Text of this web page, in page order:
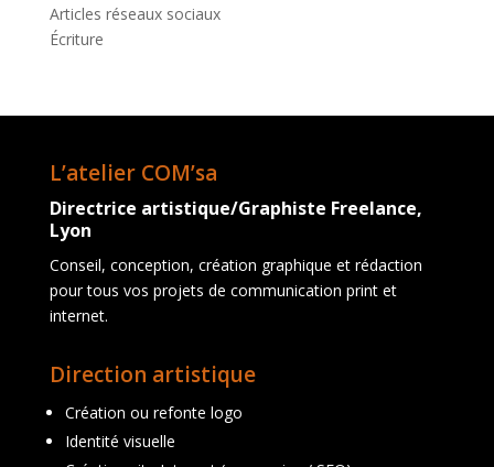
Articles réseaux sociaux
Écriture
L’atelier COM’sa
Directrice artistique/Graphiste Freelance,
Lyon
Conseil, conception, création graphique et rédaction
pour tous vos projets de communication print et
internet.
Direction artistique
Création ou refonte logo
Identité visuelle